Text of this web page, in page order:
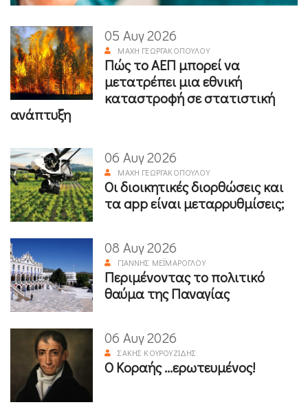
05 Αυγ 2026
ΜΆΧΗ ΓΕΩΡΓΑΚΟΠΟΎΛΟΥ
Πώς το ΑΕΠ μπορεί να
μετατρέπει μια εθνική
καταστροφή σε στατιστική
ανάπτυξη
06 Αυγ 2026
ΜΆΧΗ ΓΕΩΡΓΑΚΟΠΟΎΛΟΥ
Οι διοικητικές διορθώσεις και
τα app είναι μεταρρυθμίσεις;
08 Αυγ 2026
ΓΙΆΝΝΗΣ ΜΕΪΜΆΡΟΓΛΟΥ
Περιμένοντας το πολιτικό
θαύμα της Παναγίας
06 Αυγ 2026
ΣΆΚΗΣ ΚΟΥΡΟΥΖΊΔΗΣ
Ο Κοραής ...ερωτευμένος!